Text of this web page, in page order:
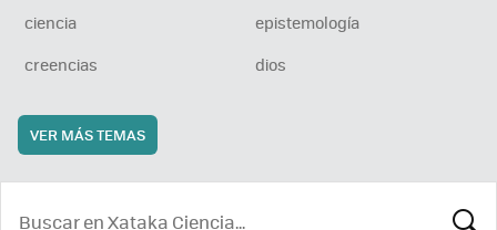
ciencia
epistemología
creencias
dios
VER MÁS TEMAS